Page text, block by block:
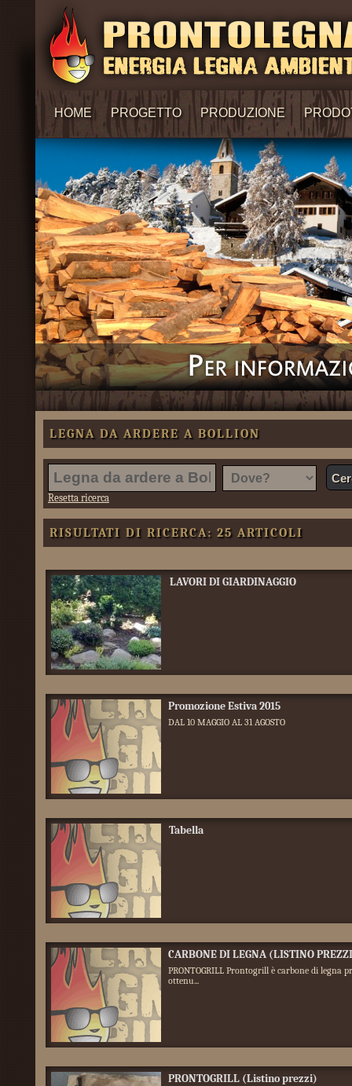
HOME PROGETTO PRODUZIONE
LEGNA DA ARDERE A BOLLION
Resetta ricerca
RISULTATI DI RICERCA: 25 ARTICOLI
LAVORI DI GIARDINAGGIO
Promozione Estiva 2015
DAL 10 MAGGIO AL 31 AGOSTO
Tabella
CARBONE DI LEGNA (LISTINO
PRONTOGRILL Prontogrill è carbone di legna
ottenu...
PRONTOGRILL (Listino prezzi)